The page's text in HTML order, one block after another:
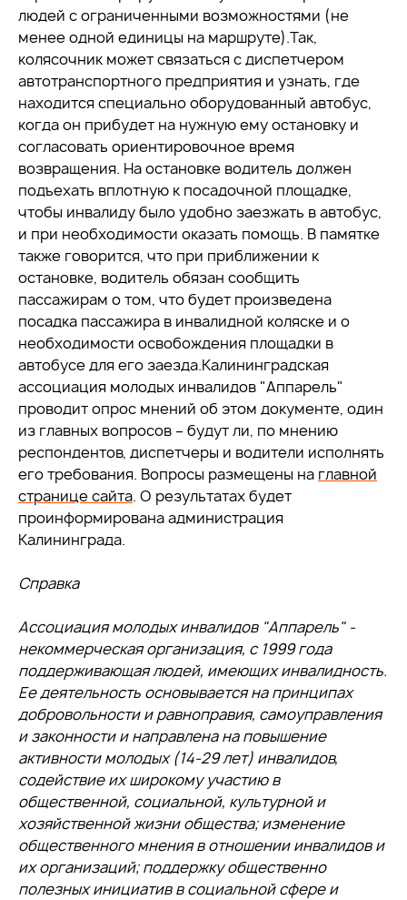
людей с ограниченными возможностями (не
менее одной единицы на маршруте).Так,
колясочник может связаться с диспетчером
автотранспортного предприятия и узнать, где
находится специально оборудованный автобус,
когда он прибудет на нужную ему остановку и
согласовать ориентировочное время
возвращения. На остановке водитель должен
подъехать вплотную к посадочной площадке,
чтобы инвалиду было удобно заезжать в автобус,
и при необходимости оказать помощь. В памятке
также говорится, что при приближении к
остановке, водитель обязан сообщить
пассажирам о том, что будет произведена
посадка пассажира в инвалидной коляске и о
необходимости освобождения площадки в
автобусе для его заезда.Калининградская
ассоциация молодых инвалидов "Аппарель"
проводит опрос мнений об этом документе, один
из главных вопросов – будут ли, по мнению
респондентов, диспетчеры и водители исполнять
его требования. Вопросы размещены на главной
странице сайта. О результатах будет
проинформирована администрация
Калининграда.
Справка
Ассоциация молодых инвалидов "Аппарель" -
некоммерческая организация, с 1999 года
поддерживающая людей, имеющих инвалидность.
Ее деятельность основывается на принципах
добровольности и равноправия, самоуправления
и законности и направлена на повышение
активности молодых (14-29 лет) инвалидов,
содействие их широкому участию в
общественной, социальной, культурной и
хозяйственной жизни общества; изменение
общественного мнения в отношении инвалидов и
их организаций; поддержку общественно
полезных инициатив в социальной сфере и